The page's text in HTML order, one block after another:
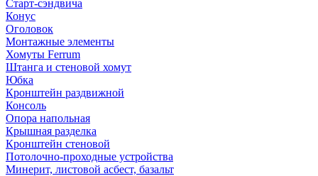
Старт-сэндвича
Конус
Оголовок
Монтажные элементы
Хомуты Ferrum
Штанга и стеновой хомут
Юбка
Кронштейн раздвижной
Консоль
Опора напольная
Крышная разделка
Кронштейн стеновой
Потолочно-проходные устройства
Минерит, листовой асбест, базальт